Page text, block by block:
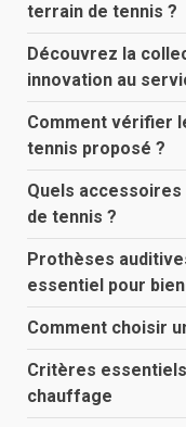
terrain de tennis ?
Découvrez la
innovation au
Comment vérifier
tennis proposé ?
Quels
de tennis ?
Prothèses
essentiel pour
Comment choisir
Critères
chauffage